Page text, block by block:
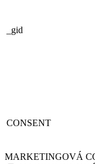
_gid
CONSENT
MARKETINGOVÁ